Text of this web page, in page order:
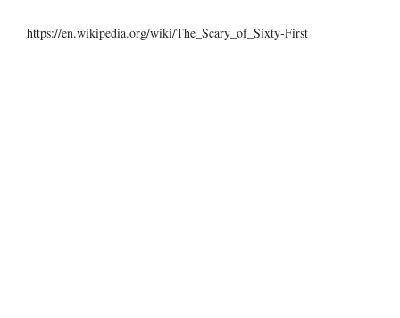
https://en.wikipedia.org/wiki/The_Scary_of_Sixty-First